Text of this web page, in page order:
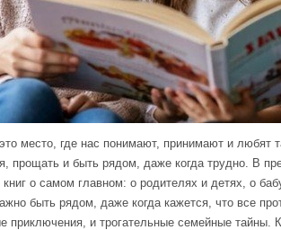
место, где нас понимают, принимают и любят
прощать и быть рядом, даже когда трудно. В
книг о самом главном: о родителях и детях, о
быть рядом, даже когда кажется, что все
приключения, и трогательные семейные тайны.